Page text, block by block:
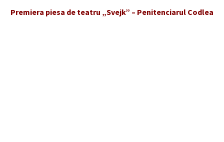
Premiera piesa de teatru „Svejk” – Penitenciarul Codlea